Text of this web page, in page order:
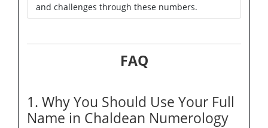
and challenges through these numbers.
FAQ
1. Why You Should Use Your Full
Name in Chaldean Numerology